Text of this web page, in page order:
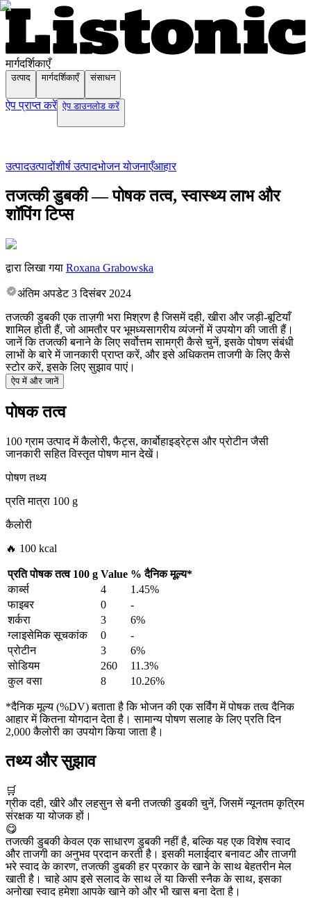
मार्गदर्शिकाएँ
उत्पाद मार्गदर्शिकाएँ संसाधन
ऐप प्राप्त करें ऐप डाउनलोड करें
उत्पादउत्पादोंशीर्ष उत्पादभोजन योजनाएँआहार
तजत्की डुबकी — पोषक तत्व, स्वास्थ्य लाभ और
शॉपिंग टिप्स
द्वारा लिखा गया Roxana Grabowska
अंतिम अपडेट 3 दिसंबर 2024
तजत्की डुबकी एक ताज़गी भरा मिश्रण है जिसमें दही, खीरा और जड़ी-बूटियाँ
शामिल होती हैं, जो आमतौर पर भूमध्यसागरीय व्यंजनों में उपयोग की जाती हैं।
जानें कि तजत्की बनाने के लिए सर्वोत्तम सामग्री कैसे चुनें, इसके पोषण संबंधी
लाभों के बारे में जानकारी प्राप्त करें, और इसे अधिकतम ताजगी के लिए कैसे
स्टोर करें, इसके लिए सुझाव पाएं।
ऐप में और जानें
पोषक तत्व
100 ग्राम उत्पाद में कैलोरी, फैट्स, कार्बोहाइड्रेट्स और प्रोटीन जैसी
जानकारी सहित विस्तृत पोषण मान देखें।
पोषण तथ्य
प्रति मात्रा 100 g
कैलोरी
🔥 100 kcal
प्रति पोषक तत्व 100 g Value %दैनिक मूल्य*
कार्ब्स
4
1.45%
फाइबर
0
-
शर्करा
3
6%
ग्लाइसेमिक सूचकांक
0
-
प्रोटीन
3
6%
सोडियम
260
11.3%
कुल वसा
8 10.26%
*दैनिक मूल्य (%DV) बताता है कि भोजन की एक सर्विंग में पोषक तत्व दैनिक
आहार में कितना योगदान देता है। सामान्य पोषण सलाह के लिए प्रति दिन
2,000 कैलोरी का उपयोग किया जाता है।
तथ्य और सुझाव
🛒
ग्रीक दही, खीरे और लहसुन से बनी तजत्की डुबकी चुनें, जिसमें न्यूनतम कृत्रिम
संरक्षक या योजक हों।
😋
तजत्की डुबकी केवल एक साधारण डुबकी नहीं है, बल्कि यह एक विशेष स्वाद
और ताजगी का अनुभव प्रदान करती है। इसकी मलाईदार बनावट और ताजगी
भरे स्वाद के कारण, तजत्की डुबकी हर प्रकार के खाने के साथ बेहतरीन मेल
खाती है। चाहे आप इसे सलाद के साथ लें या किसी स्नैक के साथ, इसका
अनोखा स्वाद हमेशा आपके खाने को और भी खास बना देता है।